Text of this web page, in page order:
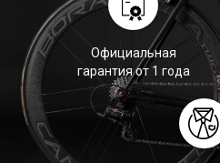
Официальная
гарантия от 1 года